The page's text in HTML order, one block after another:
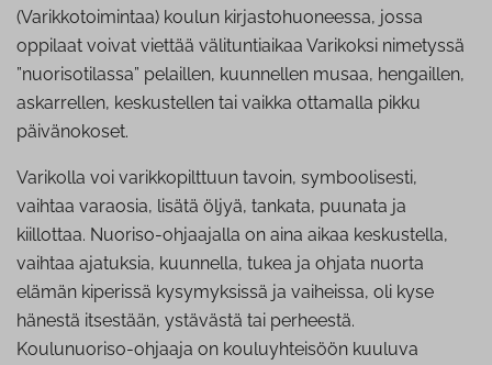
(Varikkotoimintaa) koulun kirjastohuoneessa, jossa
oppilaat voivat viettää välituntiaikaa Varikoksi nimetyssä
”nuorisotilassa” pelaillen, kuunnellen musaa, hengaillen,
askarrellen, keskustellen tai vaikka ottamalla pikku
päivänokoset.
Varikolla voi varikkopilttuun tavoin, symboolisesti,
vaihtaa varaosia, lisätä öljyä, tankata, puunata ja
kiillottaa. Nuoriso-ohjaajalla on aina aikaa keskustella,
vaihtaa ajatuksia, kuunnella, tukea ja ohjata nuorta
elämän kiperissä kysymyksissä ja vaiheissa, oli kyse
hänestä itsestään, ystävästä tai perheestä.
Koulunuoriso-ohjaaja on kouluyhteisöön kuuluva